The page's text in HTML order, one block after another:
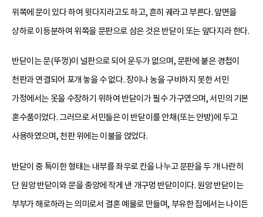
위쪽에 문이 있다 하여 윗다지라고도 하고, 흔히 궤라고 부른다. 앞면을
상하로 이등분하여 위쪽을 문판으로 삼은 것은 반닫이 또는 앞다지라 한다.
반닫이는 문(뚜껑)이 널판으로 되어 운두가 없으며, 문판에 붙은 경첩이
천판과 연결되어 포개 놓을 수 없다. 장이나 농을 구비하지 못한 서민
가정에서는 옷을 수장하기 위하여 반닫이가 필수 가구였으며, 서민의 기본
혼수품이었다. 그러므로 서민들은 이 반닫이를 안채(또는 안방)에 두고
사용하였으며, 천판 위에는 이불을 얹었다.
반닫이 중 특이한 형태는 내부를 좌우로 칸을 나누고 문판을 두 개 나란히
단 원앙 반닫이와 문을 중앙에 작게 낸 개구멍 반닫이이다. 원앙 반닫이는
부부가 해로하라는 의미로서 결혼 예물로 만들며, 부유한 집에서는 나이든